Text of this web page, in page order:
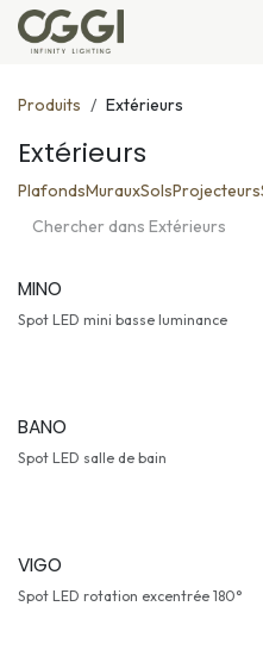
Se rendre au contenu
Produits Extérieurs
Extérieurs
PlafondsMurauxSolsProjecteurs
MINO
Spot LED mini basse luminance
BANO
Spot LED salle de bain
VIGO
Spot LED rotation excentrée 180°